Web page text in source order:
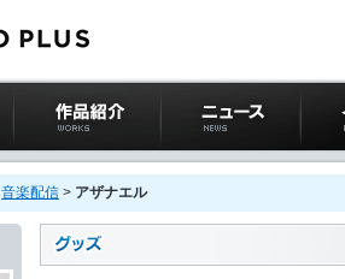
作品紹介 ニュース イベ
音楽配信 > アザナエル